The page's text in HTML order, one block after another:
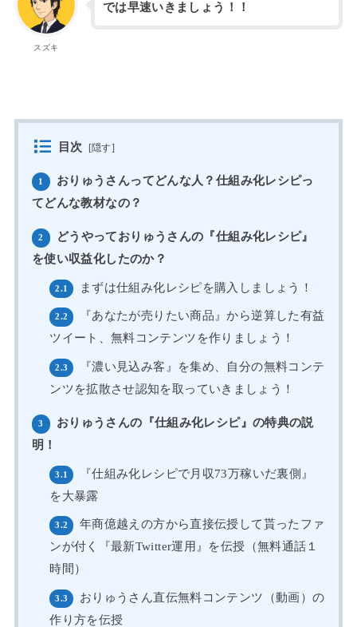
スズキ
では早速いきましょう！！
目次 [隠す]
1
おりゅうさんってどんな人？仕組み化レシピっ
てどんな教材なの？
2
どうやっておりゅうさんの『仕組み化レシピ』
を使い収益化したのか？
2.1 まずは仕組み化レシピを購入しましょう！
2.2
『あなたが売りたい商品』から逆算した有益
ツイート、無料コンテンツを作りましょう！
2.3
『濃い見込み客』を集め、自分の無料コンテ
ンツを拡散させ認知を取っていきましょう！
3
おりゅうさんの『仕組み化レシピ』の特典の説
明！
3.1
『仕組み化レシピで月収73万稼いだ裏側』
を大暴露
3.2
年商億越えの方から直接伝授して貰ったファ
ンが付く『最新Twitter運用』を伝授（無料通話１
時間）
3.3
おりゅうさん直伝無料コンテンツ（動画）の
作り方を伝授